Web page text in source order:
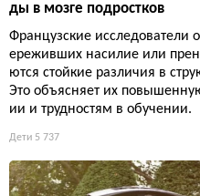
ды в мозге подростков
Французские исследователи
ереживших насилие или
ются стойкие различия в
Это объясняет их
ии и трудностям в обучении.
Дети 5 737